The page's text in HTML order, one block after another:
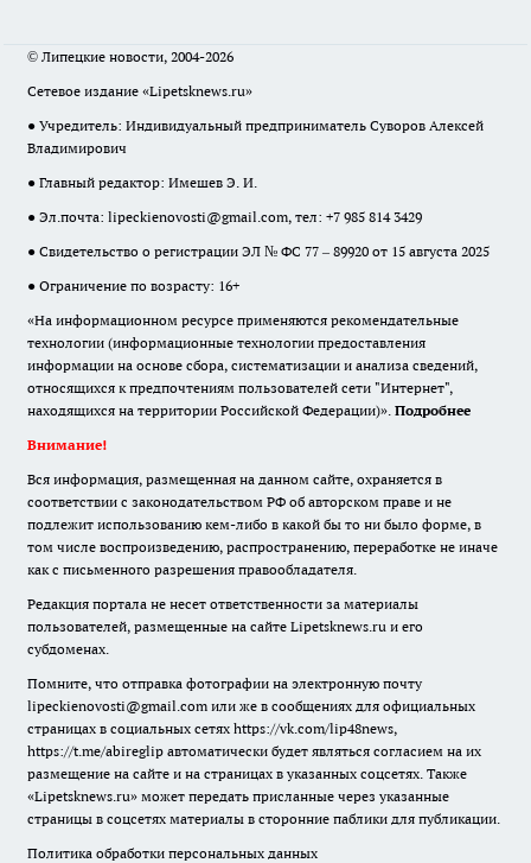
© Липецкие новости, 2004-2026
Сетевое издание «Lipetsknews.ru»
● Учредитель: Индивидуальный предприниматель Суворов Алексей
Владимирович
● Главный редактор: Имешев Э. И.
● Эл.почта: lipeckienovosti@gmail.com, тел: +7 985 814 3429
● Свидетельство о регистрации ЭЛ № ФС 77 – 89920 от 15 августа 2025
● Ограничение по возрасту: 16+
«На информационном ресурсе применяются рекомендательные
технологии (информационные технологии предоставления
информации на основе сбора, систематизации и анализа сведений,
относящихся к предпочтениям пользователей сети "Интернет",
находящихся на территории Российской Федерации)». Подробнее
Внимание!
Вся информация, размещенная на данном сайте, охраняется в
соответствии с законодательством РФ об авторском праве и не
подлежит использованию кем-либо в какой бы то ни было форме, в
том числе воспроизведению, распространению, переработке не иначе
как с письменного разрешения правообладателя.
Редакция портала не несет ответственности за материалы
пользователей, размещенные на сайте Lipetsknews.ru и его
субдоменах.
Помните, что отправка фотографии на электронную почту
lipeckienovosti@gmail.com или же в сообщениях для официальных
страницах в социальных сетях https://vk.com/lip48news,
https://t.me/abireglip автоматически будет являться согласием на их
размещение на сайте и на страницах в указанных соцсетях. Также
«Lipetsknews.ru» может передать присланные через указанные
страницы в соцсетях материалы в сторонние паблики для публикации.
Политика обработки персональных данных